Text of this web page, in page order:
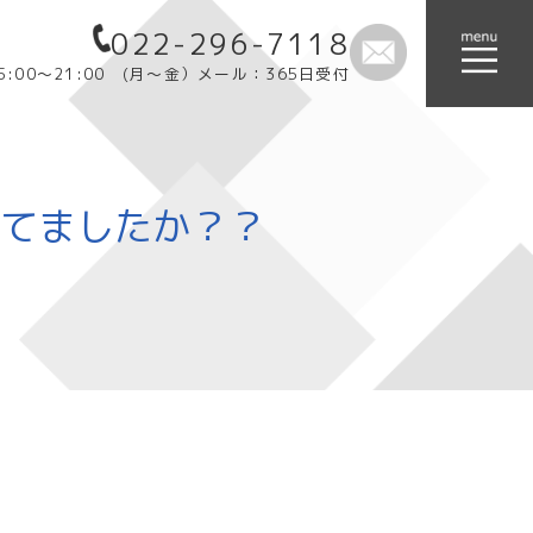
022-296-7118
～21:00 (月～金）メール：365日受付
ましたか？？